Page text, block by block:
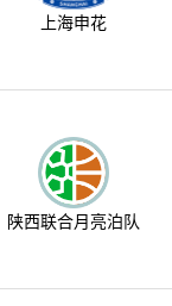
上海申花
陕西联合月亮泊队